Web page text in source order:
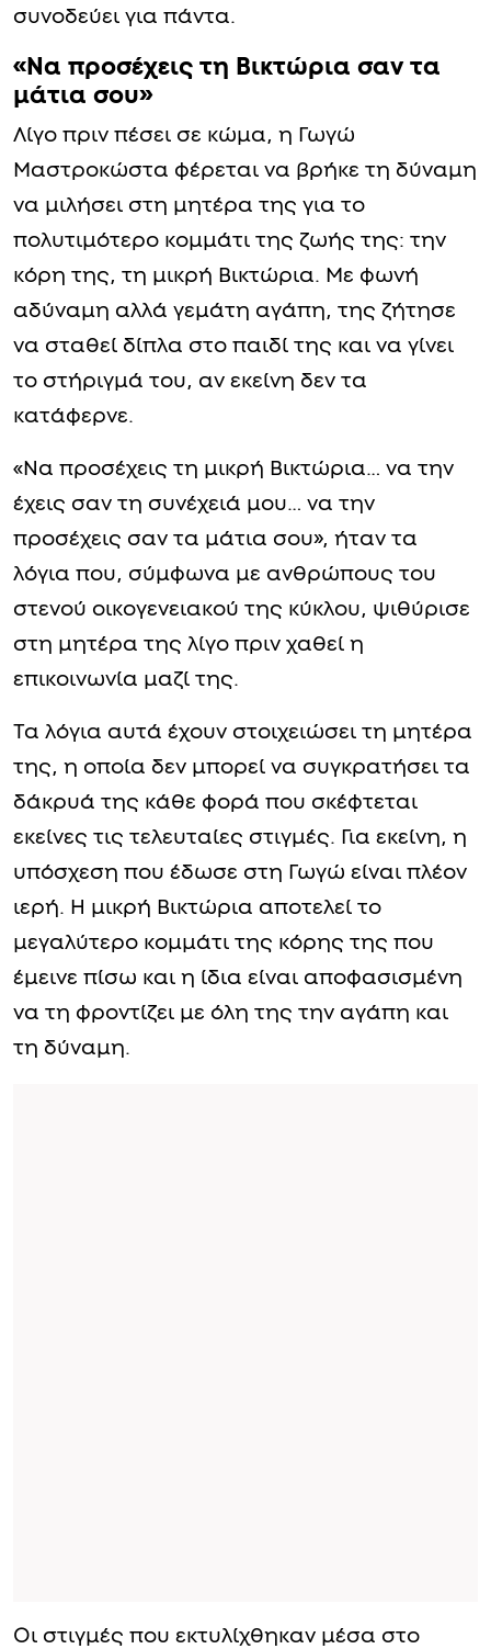
συνοδεύει για πάντα.
«Να προσέχεις τη Βικτώρια σαν τα
μάτια σου»
Λίγο πριν πέσει σε κώμα, η Γωγώ
Μαστροκώστα φέρεται να βρήκε τη δύναμη
να μιλήσει στη μητέρα της για το
πολυτιμότερο κομμάτι της ζωής της: την
κόρη της, τη μικρή Βικτώρια. Με φωνή
αδύναμη αλλά γεμάτη αγάπη, της ζήτησε
να σταθεί δίπλα στο παιδί της και να γίνει
το στήριγμά του, αν εκείνη δεν τα
κατάφερνε.
«Να προσέχεις τη μικρή Βικτώρια… να την
έχεις σαν τη συνέχειά μου… να την
προσέχεις σαν τα μάτια σου», ήταν τα
λόγια που, σύμφωνα με ανθρώπους του
στενού οικογενειακού της κύκλου, ψιθύρισε
στη μητέρα της λίγο πριν χαθεί η
επικοινωνία μαζί της.
Τα λόγια αυτά έχουν στοιχειώσει τη μητέρα
της, η οποία δεν μπορεί να συγκρατήσει τα
δάκρυά της κάθε φορά που σκέφτεται
εκείνες τις τελευταίες στιγμές. Για εκείνη, η
υπόσχεση που έδωσε στη Γωγώ είναι πλέον
ιερή. Η μικρή Βικτώρια αποτελεί το
μεγαλύτερο κομμάτι της κόρης της που
έμεινε πίσω και η ίδια είναι αποφασισμένη
να τη φροντίζει με όλη της την αγάπη και
τη δύναμη.
Οι στιγμές που εκτυλίχθηκαν μέσα στο